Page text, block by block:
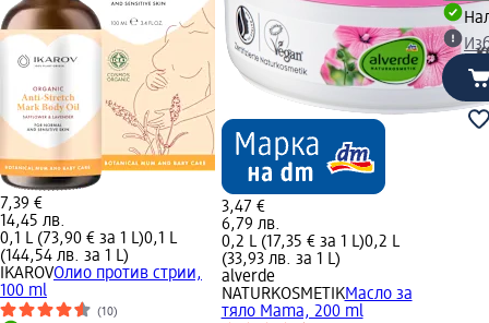
7,39 €
14,45 лв.
0,1 L (73,90 € за 1 L)0,1 L
(144,54 лв. за 1 L)
IKAROVОлио против стрии,
100 ml
(10)
3,47 €
6,79 лв.
0,2 L (17,35 € за 1 L)0,2 L
(33,93 лв. за 1 L)
alverde
NATURKOSMETIKМасло за
тяло Mama, 200 ml